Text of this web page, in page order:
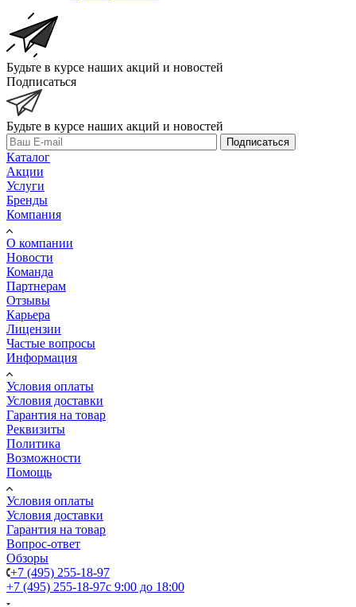
Будьте в курсе наших акций и новостей
Подписаться
Будьте в курсе наших акций и новостей
Подписаться
Каталог
Акции
Услуги
Бренды
Компания
О компании
Новости
Команда
Партнерам
Отзывы
Карьера
Лицензии
Частые вопросы
Информация
Условия оплаты
Условия доставки
Гарантия на товар
Реквизиты
Политика
Возможности
Помощь
Условия оплаты
Условия доставки
Гарантия на товар
Вопрос-ответ
Обзоры
+7 (495) 255-18-97
+7 (495) 255-18-97с 9:00 до 18:00